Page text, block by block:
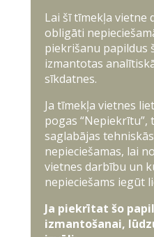
Dokumentu, kas
aprīkota ar
savienota ar
Sarakstu, kurā
fiziskas personas
līdzdalība
par 10
pamatkapitāla),
prokūristus,
amatus
komersanta
stratēģiskas
realizēšanu,
apsardzi vai
Lai šī tīmekļa vietne
obligāti
piekrišanu papildus
izmantotas
sīkdatnes.
Ja tīmekļa vietnes
pogas “Nepiekrītu”,
saglabājas
nepieciešamas, lai
vietnes darbību un
nepieciešams iegūt
Ja piekrītat šo
izmantošanai,